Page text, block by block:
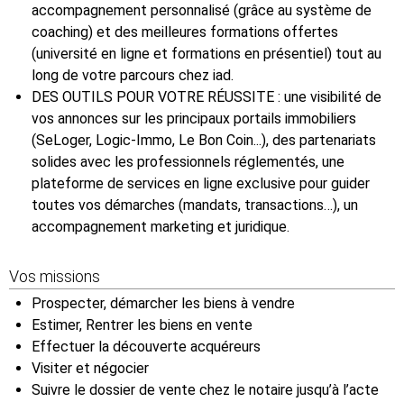
accompagnement personnalisé (grâce au système de
coaching) et des meilleures formations offertes
(université en ligne et formations en présentiel) tout au
long de votre parcours chez iad.
DES OUTILS POUR VOTRE RÉUSSITE : une visibilité de
vos annonces sur les principaux portails immobiliers
(SeLoger, Logic-Immo, Le Bon Coin...), des partenariats
solides avec les professionnels réglementés, une
plateforme de services en ligne exclusive pour guider
toutes vos démarches (mandats, transactions…), un
accompagnement marketing et juridique.
Vos missions
Prospecter, démarcher les biens à vendre
Estimer, Rentrer les biens en vente
Effectuer la découverte acquéreurs
Visiter et négocier
Suivre le dossier de vente chez le notaire jusqu’à l’acte